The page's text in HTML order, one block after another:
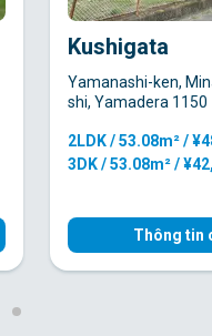
Kushigata
Yamanashi-ken,
shi, Yamadera 1150
2LDK / 53.08m² /
3DK / 53.08m² /
Thông tin